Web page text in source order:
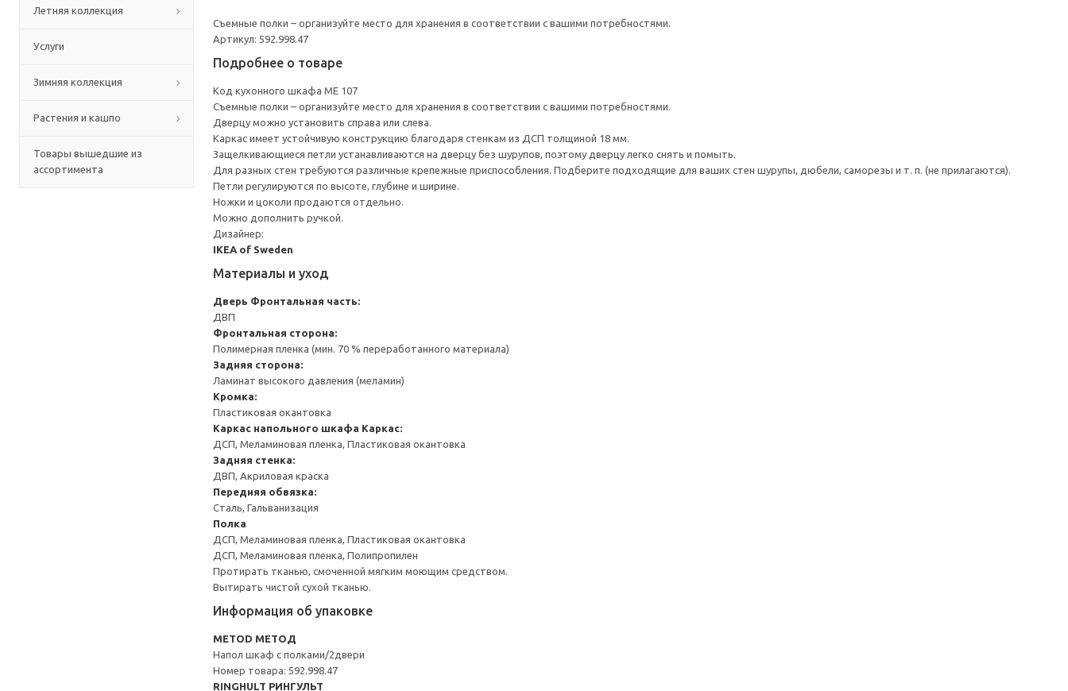
Летняя коллекция
Услуги
Зимняя коллекция
Растения и кашпо
Товары вышедшие из
ассортимента
Съемные полки – организуйте место для хранения в соответствии с вашими потребностями.
Артикул: 592.998.47
Подробнее о товаре
Код кухонного шкафа ME 107
Съемные полки – организуйте место для хранения в соответствии с вашими потребностями.
Дверцу можно установить справа или слева.
Каркас имеет устойчивую конструкцию благодаря стенкам из ДСП толщиной 18 мм.
Защелкивающиеся петли устанавливаются на дверцу без шурупов, поэтому дверцу легко снять и помыть.
Для разных стен требуются различные крепежные приспособления. Подберите подходящие для ваших стен шурупы, дюбели, саморезы и т. п. (не прилагаются).
Петли регулируются по высоте, глубине и ширине.
Ножки и цоколи продаются отдельно.
Можно дополнить ручкой.
Дизайнер:
IKEA of Sweden
Материалы и уход
Дверь Фронтальная часть:
ДВП
Фронтальная сторона:
Полимерная пленка (мин. 70 % переработанного материала)
Задняя сторона:
Ламинат высокого давления (меламин)
Кромка:
Пластиковая окантовка
Каркас напольного шкафа Каркас:
ДСП, Меламиновая пленка, Пластиковая окантовка
Задняя стенка:
ДВП, Акриловая краска
Передняя обвязка:
Сталь, Гальванизация
Полка
ДСП, Меламиновая пленка, Пластиковая окантовка
ДСП, Меламиновая пленка, Полипропилен
Протирать тканью, смоченной мягким моющим средством.
Вытирать чистой сухой тканью.
Информация об упаковке
METOD МЕТОД
Напол шкаф с полками/2двери
Номер товара: 592.998.47
RINGHULT РИНГУЛЬТ